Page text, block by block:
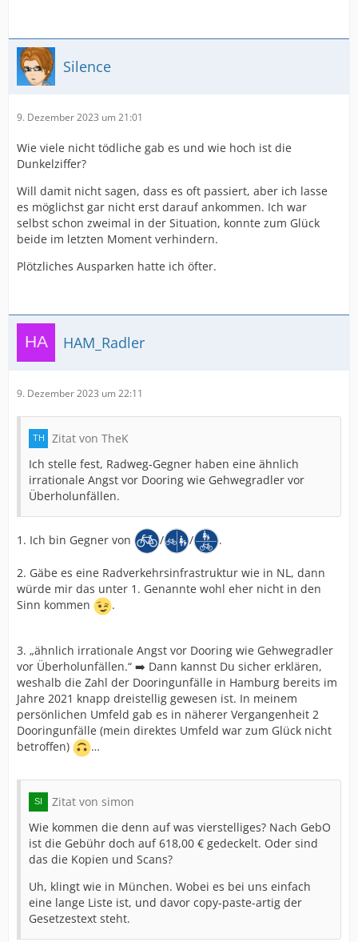
Silence
9. Dezember 2023 um 21:01
Wie viele nicht tödliche gab es und wie hoch ist die
Dunkelziffer?
Will damit nicht sagen, dass es oft passiert, aber ich lasse
es möglichst gar nicht erst darauf ankommen. Ich war
selbst schon zweimal in der Situation, konnte zum Glück
beide im letzten Moment verhindern.
Plötzliches Ausparken hatte ich öfter.
HAM_Radler
9. Dezember 2023 um 22:11
Zitat von TheK
Ich stelle fest, Radweg-Gegner haben eine ähnlich
irrationale Angst vor Dooring wie Gehwegradler vor
Überholunfällen.
1. Ich bin Gegner von / / .
2. Gäbe es eine Radverkehrsinfrastruktur wie in NL, dann
würde mir das unter 1. Genannte wohl eher nicht in den
Sinn kommen
.
3. „ähnlich irrationale Angst vor Dooring wie Gehwegradler
vor Überholunfällen.“ ➡️ Dann kannst Du sicher erklären,
weshalb die Zahl der Dooringunfälle in Hamburg bereits im
Jahre 2021 knapp dreistellig gewesen ist. In meinem
persönlichen Umfeld gab es in näherer Vergangenheit 2
Dooringunfälle (mein direktes Umfeld war zum Glück nicht
betroffen)
…
Zitat von simon
Wie kommen die denn auf was vierstelliges? Nach GebO
ist die Gebühr doch auf 618,00 € gedeckelt. Oder sind
das die Kopien und Scans?
Uh, klingt wie in München. Wobei es bei uns einfach
eine lange Liste ist, und davor copy-paste-artig der
Gesetzestext steht.